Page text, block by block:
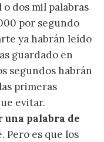
dos mil palabras
por segundo
ya habrán leído
guardado en
segundos habrán
primeras
evitar.
una palabra de
Pero es que los